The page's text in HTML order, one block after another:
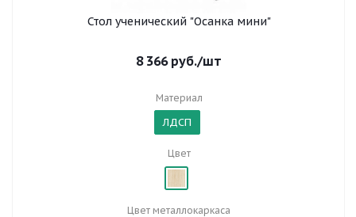
Стол ученический "Осанка мини"
8 366руб./шт
Материал
ЛДСП
Цвет
Цвет металлокаркаса